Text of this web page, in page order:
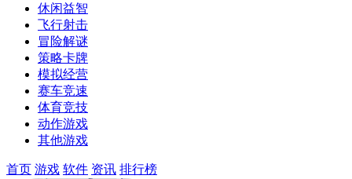
休闲益智
飞行射击
冒险解谜
策略卡牌
模拟经营
赛车竞速
体育竞技
动作游戏
其他游戏
首页 游戏 软件 资讯 排行榜